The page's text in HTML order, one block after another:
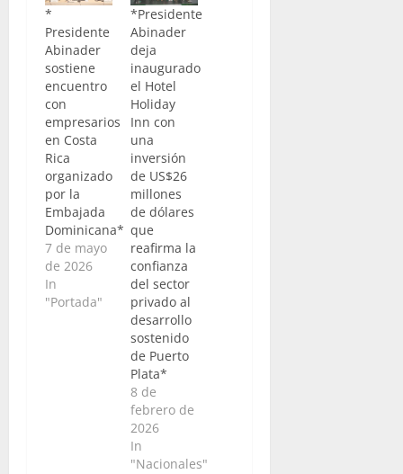
*
Presidente
Abinader
sostiene
encuentro
con
empresarios
en Costa
Rica
organizado
por la
Embajada
Dominicana*
7 de mayo
de 2026
In
"Portada"
*Presidente
Abinader
deja
inaugurado
el Hotel
Holiday
Inn con
una
inversión
de US$26
millones
de dólares
que
reafirma la
confianza
del sector
privado al
desarrollo
sostenido
de Puerto
Plata*
8 de
febrero de
2026
In
"Nacionales"